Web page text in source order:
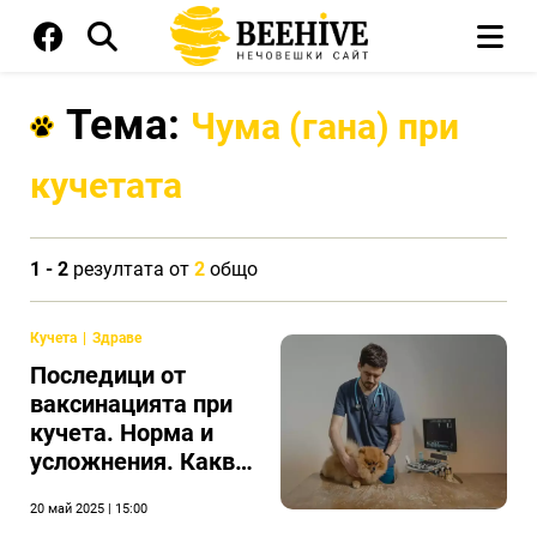
Тема: Чума (гана) при
кучетата
1 - 2 резултата от 2 общо
Кучета Здраве
Последици от
ваксинацията при
кучета. Норма и
усложнения. Какво
всичко е лошо?
20 май 2025 | 15:00